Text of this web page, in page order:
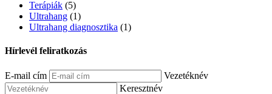
Terápiák (5)
Ultrahang (1)
Ultrahang diagnosztika (1)
Hírlevél feliratkozás
E-mail cím
Vezetéknév
Keresztnév